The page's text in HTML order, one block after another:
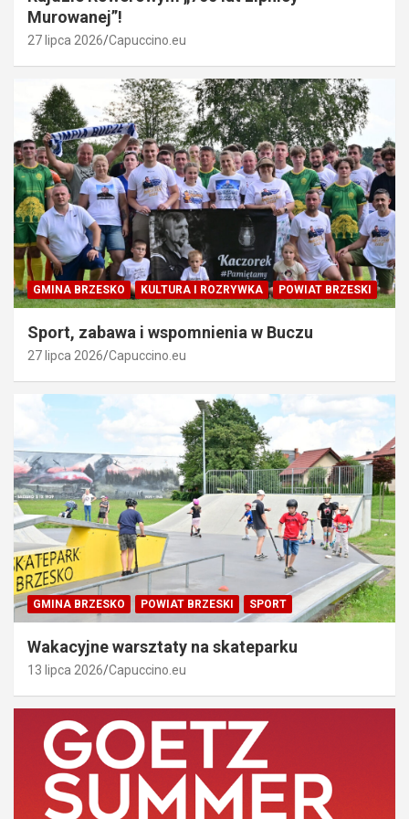
Murowanej”!
27 lipca 2026 Capuccino.eu
GMINA BRZESKO KULTURA I ROZRYWKA POWIAT BRZESKI
Sport, zabawa i wspomnienia w Buczu
27 lipca 2026 Capuccino.eu
GMINA BRZESKO POWIAT BRZESKI SPORT
Wakacyjne warsztaty na skateparku
13 lipca 2026 Capuccino.eu